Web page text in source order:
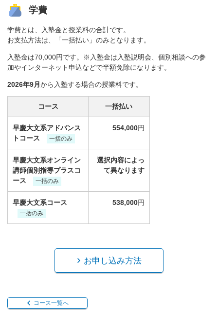
学費
学費とは、入塾金と授業料の合計です。
お支払方法は、「一括払い」のみとなります。
入塾金は70,000円です。※入塾金は入塾説明会、個別相談への参
加やインターネット申込などで半額免除になります。
2026年9月 から入塾する場合の授業料です。
コース
早慶大文系アドバンス
トコース
一括のみ
早慶大文系オンライン
講師個別指導プラスコ
ース
一括のみ
早慶大文系コース
一括のみ
一括払い
554,000円
選択内容によっ
て異なります
538,000円
お申し込み方法
コース一覧へ